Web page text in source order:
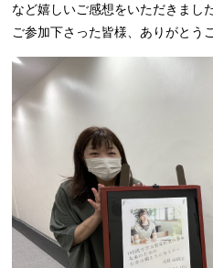
など嬉しいご感想をいただきまし
ご参加下さった皆様、ありがとう